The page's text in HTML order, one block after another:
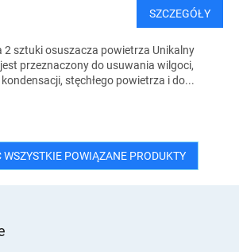
SZCZEGÓŁY
2 sztuki osuszacza powietrza Unikalny
przeznaczony do usuwania wilgoci,
stęchłego powietrza i do...
WSZYSTKIE POWIĄZANE PRODUKTY